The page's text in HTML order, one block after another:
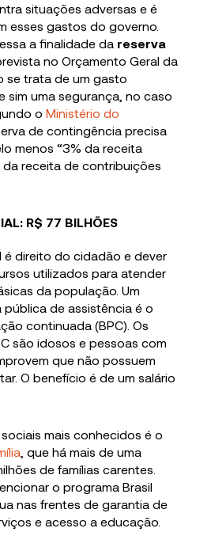
situações adversas e é
esses gastos do governo.
a finalidade da reserva
no Orçamento Geral da
se trata de um gasto
sim uma segurança, no caso
oMinistério do
de contingência precisa
menos “3% da receita
receita de contribuições
R$ 77 BILHÕES
é direito do cidadão e dever
utilizados para atender
da população. Um
de assistência é o
continuada (BPC). Os
são idosos e pessoas com
que não possuem
O benefício é de um salário
mais conhecidos é o
, que há mais de uma
de famílias carentes.
o programa Brasil
nas frentes de garantia de
e acesso a educação.